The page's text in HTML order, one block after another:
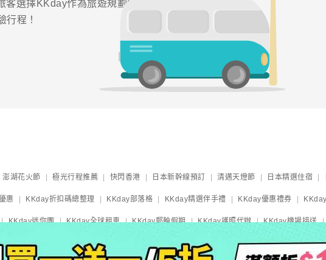
選擇KKday作為旅遊規劃網站嗎？他
行程！
澎湖花火節 極光行程推薦 快閃香港 日本新幹線預訂 清邁天燈節 日本精選住宿
惠 KKday折扣碼總整理 KKday部落格 KKday精選伴手禮 KKday優惠禮券
KKday迷你團 KKday全球租車 KKday郵輪假期 KKday護照代辦 KKday機場接送
巴士 日本祭典活動 2025大阪萬博攻略 日本住宿攻略 關西機場HARUKA車票